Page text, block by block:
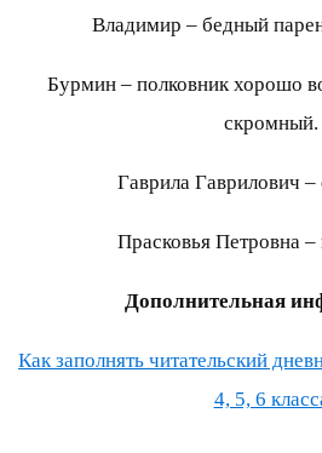
Владимир – бедный
Бурмин – полковник хорошо
скромный.
Гаврила Гаврилович
Прасковья Петровна
Дополнительная
Как заполнять читательский
4, 5, 6